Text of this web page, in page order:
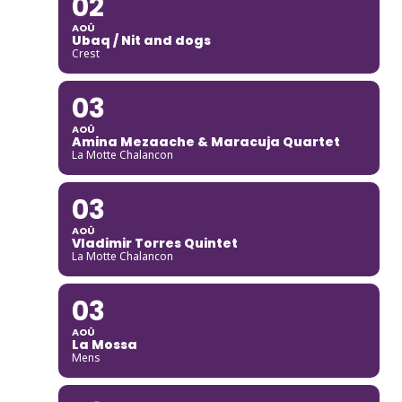
AOÛ
Ubaq / Nit and dogs
Crest
03
AOÛ
Amina Mezaache & Maracuja Quartet
La Motte Chalancon
03
AOÛ
Vladimir Torres Quintet
La Motte Chalancon
03
AOÛ
La Mossa
Mens